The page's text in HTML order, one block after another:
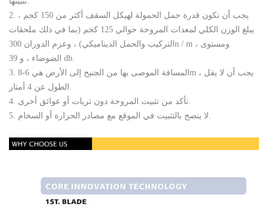
2. يجب أن تكون قدرة حمل الحمولة لهيكل السقف أكثر من 150 كجم ،
يبلغ الوزن الكلي لمعدات المروحة حوالي 125 كجم (بما في ذلك ملحقات
التركيب والحمل الديناميكي) ، وعزم الدوران 300n / m ، ومستوى
الضوضاء ، و 39 db.
3. المسافة الموصى بها من الجنيح إلى الأرض هي 6-8m ، يجب أن لا يقل
الطول عن 4 أمتار.
4. تأكد من تثبيت المروحة دون ثريات أو عوائق أخرى.
5. لا ينصح بالتثبيت في الموقع مع مصادر الحرارة أو السخام.